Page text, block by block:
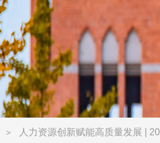
> 人力资源创新赋能高质量发展 |